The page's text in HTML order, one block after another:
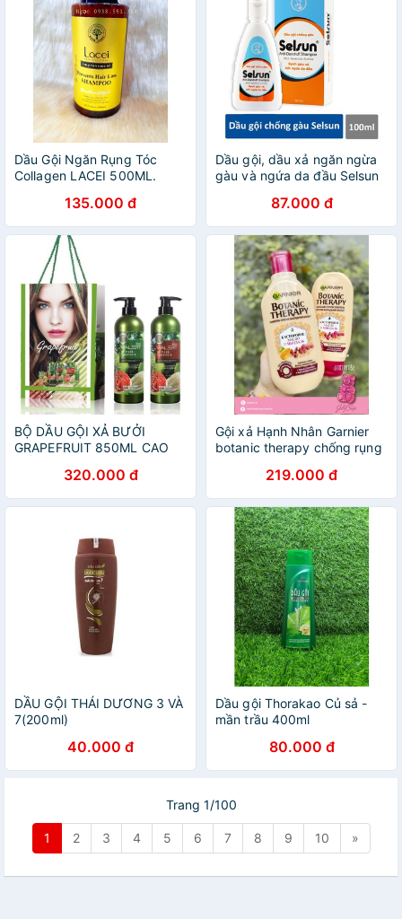
Dầu Gội Ngăn Rụng Tóc
Collagen LACEI 500ML.
lúc mạch FREESHIP giúp tóc
mềm mượt chắc khỏe
135.000 đ
Dầu gội, dầu xả ngăn ngừa
gàu và ngứa da đầu Selsun
shampoo100ml hàng chính
hãng Selsun
87.000 đ
BỘ DẦU GỘI XẢ BƯỞI
GRAPEFRUIT 850ML CAO
CHẮC KHỎE320.000 đ
Gội xả Hạnh Nhân Garnier
botanic therapy chống rụng
219.000 đ
DẦU GỘI THÁI DƯƠNG 3 VÀ
7(200ml)
40.000 đ
Dầu gội Thorakao Củ sả -
mần trầu 400ml
80.000 đ
Trang 1/100
1 2 3 4 5 6 7 8 9 10 »